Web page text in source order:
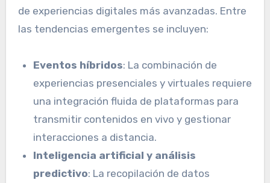
de experiencias digitales más avanzadas. Entre
las tendencias emergentes se incluyen:
Eventos híbridos: La combinación de
experiencias presenciales y virtuales requiere
una integración fluida de plataformas para
transmitir contenidos en vivo y gestionar
interacciones a distancia.
Inteligencia artificial y análisis
predictivo: La recopilación de datos